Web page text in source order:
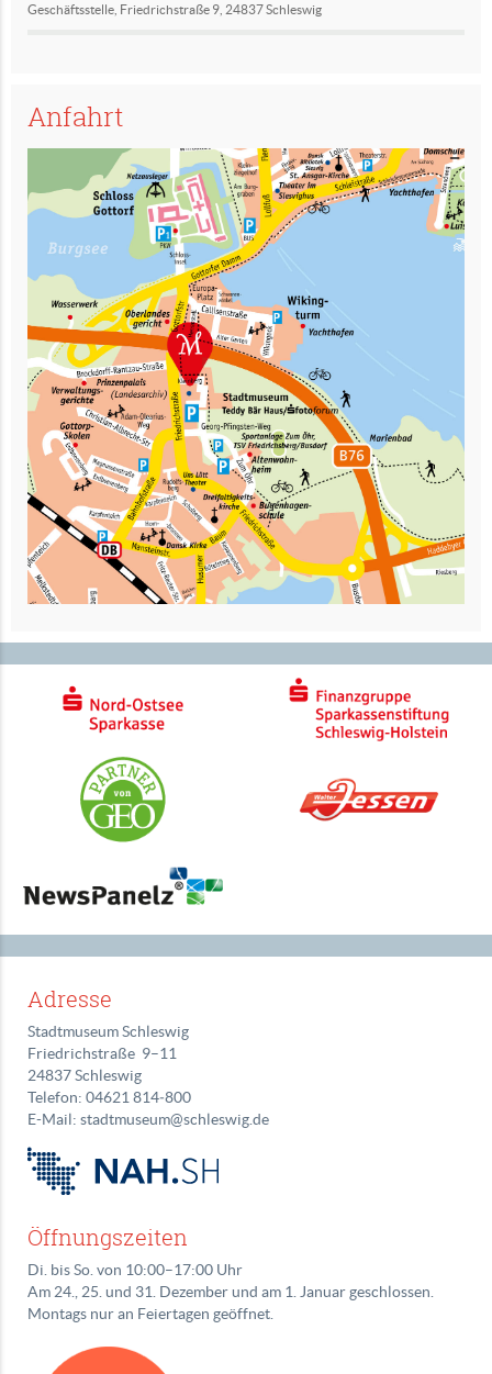
Geschäftsstelle, Friedrichstraße 9, 24837 Schleswig
Anfahrt
Adresse
Stadtmuseum Schleswig
Friedrichstraße 9–11
24837 Schleswig
Telefon: 04621 814‑800
E-Mail: stadtmuseum@schleswig.de
Öffnungszeiten
Di. bis So. von 10:00–17:00 Uhr
Am 24., 25. und 31. Dezember und am 1. Januar geschlossen.
Montags nur an Feiertagen geöffnet.